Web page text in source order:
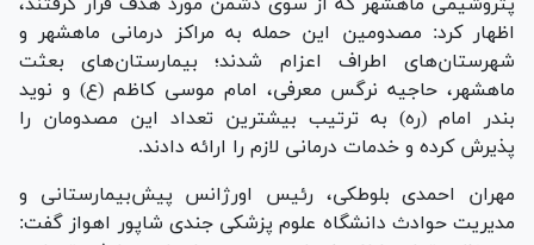
اظهار کرد: مصدومین این حمله به مراکز درمانی ماهشهر و
شهرستان‌های اطراف اعزام شدند؛ بیمارستان‌های بعثت
ماهشهر، حاجیه نرگس معرفی، امام موسی کاظم (ع) و نوید
بندر امام (ره) به ترتیب بیشترین تعداد این مصدومان را
پذیرش کرده و خدمات درمانی لازم را ارائه دادند.
مهران احمدی بلوطکی، رئیس اورژانس پیش‌بیمارستانی و
مدیریت حوادث دانشگاه علوم پزشکی جندی شاپور اهواز گفت: